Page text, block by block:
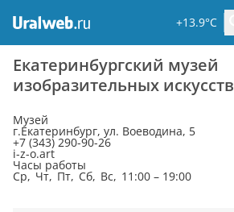
+13.9°C
Екатеринбургский музей
изобразительных искусств
Музей
г.Екатеринбург, ул. Воеводина, 5
+7 (343) 290-90-26
i-z-o.art
Часы работы
Ср, Чт, Пт, Сб, Вс, 11:00 – 19:00